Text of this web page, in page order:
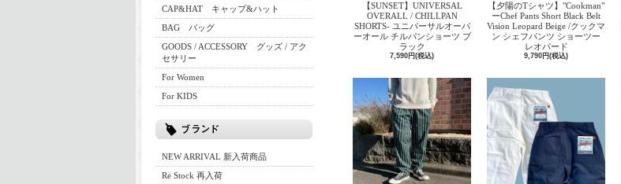
CAP&HAT キャップ&ハット
BAG バッグ
GOODS / ACCESSORY グッズ / アク
セサリー
For Women
For KIDS
NEW ARRIVAL 新入荷商品
Re Stock 再入荷
【SUNSET】UNIVERSAL
OVERALL / CHILLPAN
SHORTS- ユニバーサルオーバ
ーオール チルパンショーツ ブ
ラック
7,590円(税込)
【夕陽のTシャツ】"Cookman"
ーChef Pants Short Black Belt
Vision Leopard Beige /クックマ
ン シェフパンツ ショーツー
レオパード
9,790円(税込)